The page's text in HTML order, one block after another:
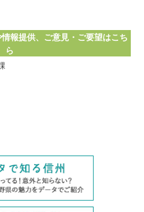
報提供、ご意見・ご要望はこち
ら